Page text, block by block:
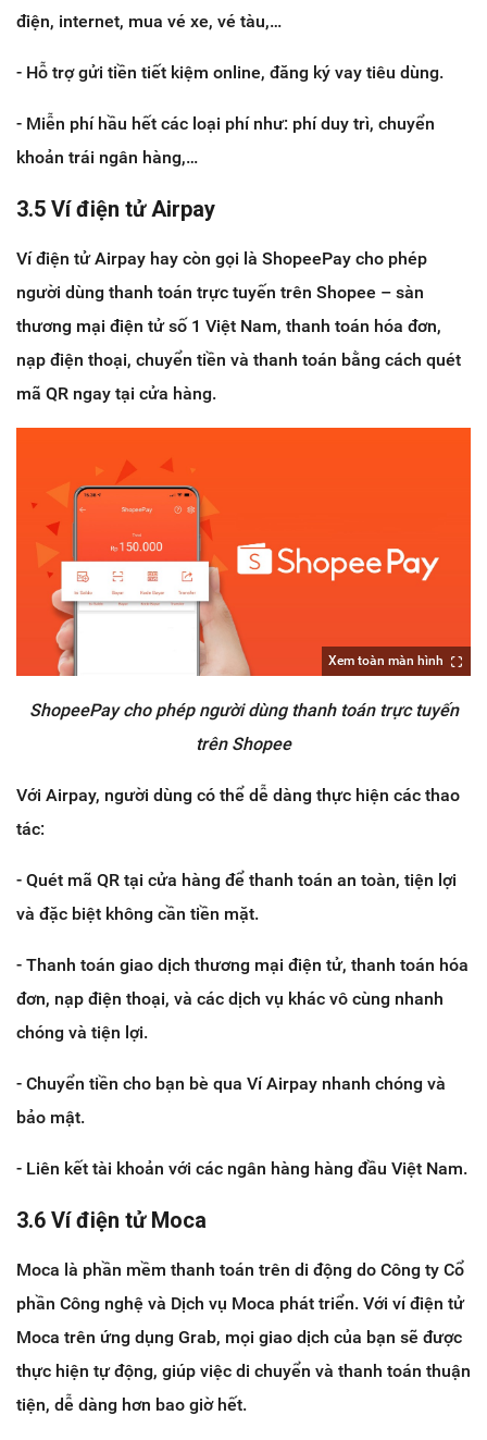
điện, internet, mua vé xe, vé tàu,…
- Hỗ trợ gửi tiền tiết kiệm online, đăng ký vay tiêu dùng.
- Miễn phí hầu hết các loại phí như: phí duy trì, chuyển
khoản trái ngân hàng,…
3.5 Ví điện tử Airpay
Ví điện tử Airpay hay còn gọi là ShopeePay cho phép
người dùng thanh toán trực tuyến trên Shopee – sàn
thương mại điện tử số 1 Việt Nam, thanh toán hóa đơn,
nạp điện thoại, chuyển tiền và thanh toán bằng cách quét
mã QR ngay tại cửa hàng.
Xem toàn màn hình
ShopeePay cho phép người dùng thanh toán trực tuyến
trên Shopee
Với Airpay, người dùng có thể dễ dàng thực hiện các thao
tác:
- Quét mã QR tại cửa hàng để thanh toán an toàn, tiện lợi
và đặc biệt không cần tiền mặt.
- Thanh toán giao dịch thương mại điện tử, thanh toán hóa
đơn, nạp điện thoại, và các dịch vụ khác vô cùng nhanh
chóng và tiện lợi.
- Chuyển tiền cho bạn bè qua Ví Airpay nhanh chóng và
bảo mật.
- Liên kết tài khoản với các ngân hàng hàng đầu Việt Nam.
3.6 Ví điện tử Moca
Moca là phần mềm thanh toán trên di động do Công ty Cổ
phần Công nghệ và Dịch vụ Moca phát triển. Với ví điện tử
Moca trên ứng dụng Grab, mọi giao dịch của bạn sẽ được
thực hiện tự động, giúp việc di chuyển và thanh toán thuận
tiện, dễ dàng hơn bao giờ hết.